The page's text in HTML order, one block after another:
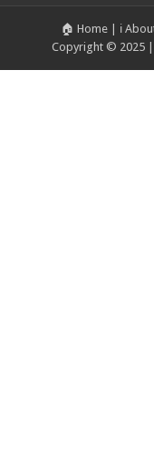
🏠 Home| ℹ️
Copyright © 2025 |